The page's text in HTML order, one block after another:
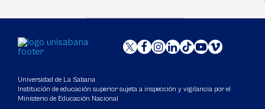
Universidad de La Sabana
Institución de educación superior sujeta a inspección y vigilancia por el
Ministerio de Educación Nacional